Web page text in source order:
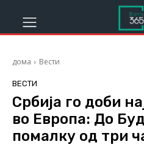
дома Вести
ВЕСТИ
Србија го доби
во Европа: До
помалку од три